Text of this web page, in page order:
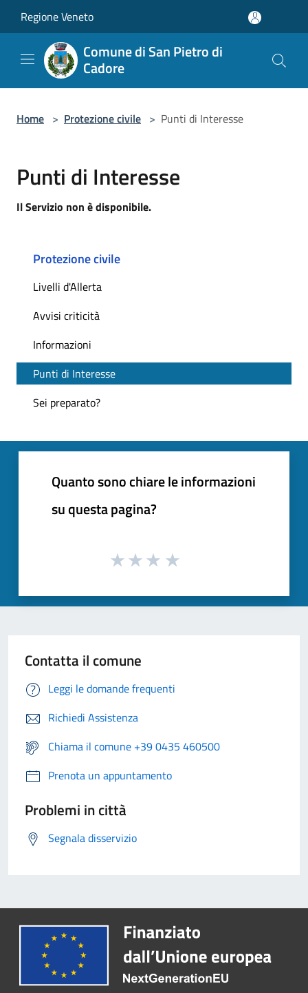
Regione Veneto
Comune di San Pietro di
Cadore
Home > Protezione civile > Punti di Interesse
Punti di Interesse
Il Servizio non è disponibile.
Protezione civile
Livelli d'Allerta
Avvisi criticità
Informazioni
Punti di Interesse
Sei preparato?
Quanto sono chiare le informazioni
su questa pagina?
Contatta il comune
Leggi le domande frequenti
Richiedi Assistenza
Chiama il comune +39 0435 460500
Prenota un appuntamento
Problemi in città
Segnala disservizio